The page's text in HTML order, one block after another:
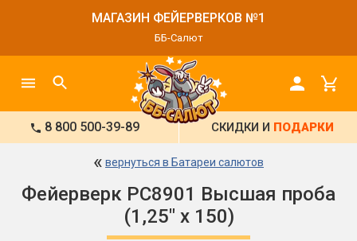
МАГАЗИН ФЕЙЕРВЕРКОВ №1
ББ-Салют
8 800 500-39-89 СКИДКИ И ПОДАРКИ
« вернуться в Батареи салютов
Фейерверк РС8901 Высшая проба
(1,25" х 150)